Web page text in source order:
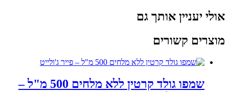
אולי יעניין אותך גם
מוצרים קשורים
שמפו גולד קרטין ללא מלחים 500 מ"ל –